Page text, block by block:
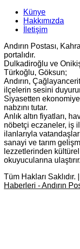
Künye
Hakkımızda
İletişim
Andırın Postası,
portalıdır.
Dulkadiroğlu ve
Türkoğlu, Göksun;
Andırın,
ilçelerin sesini
Siyasetten
nabzını tutar.
Anlık altın fiyatları,
nöbetçi eczaneler, iş
ilanlarıyla
sanayi ve tarım
lezzetlerinden
okuyucularına ulaştırır.
Tüm Hakları Saklıdır. |
Haberleri - Andırın